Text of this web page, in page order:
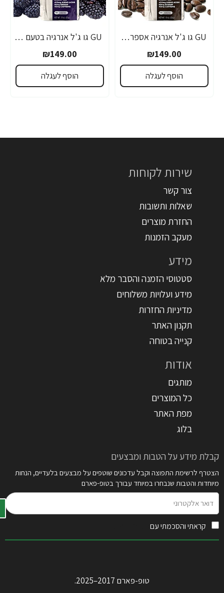
GU גו ג'ל אנרגיה אספרסו 32 גרם - 24 יחידות
₪149.00
הוסף לעגלה
GU גו ג'ל אנרגיה בטעם פטל שחור 32 גרם - 24 יחידות
₪149.00
הוסף לעגלה
שירות לקוחות
צור קשר
שאלות ותשובות
החזרת מוצרים
מעקב הזמנות
מידע
סטטוסי הזמנה והסבר מלא
מידע ועלויות משלוחים
מדיניות החזרות
תקנון האתר
קנייה בטוחה
אודות
מותגים
כל המוצרים
מפת האתר
בלוג
קבלת מידע על הטבות ומבצעים
הצטרף לרשימת התפוצה וקבל עדכונים שוטפים על מבצעים בלעדיים, הנחות
מיוחדות והטבות שנבחרו במיוחד עבורך בטופ-פארם
אלקטרוני
קראתי והסכמתי עם
טופ-פארם 2017–2025.